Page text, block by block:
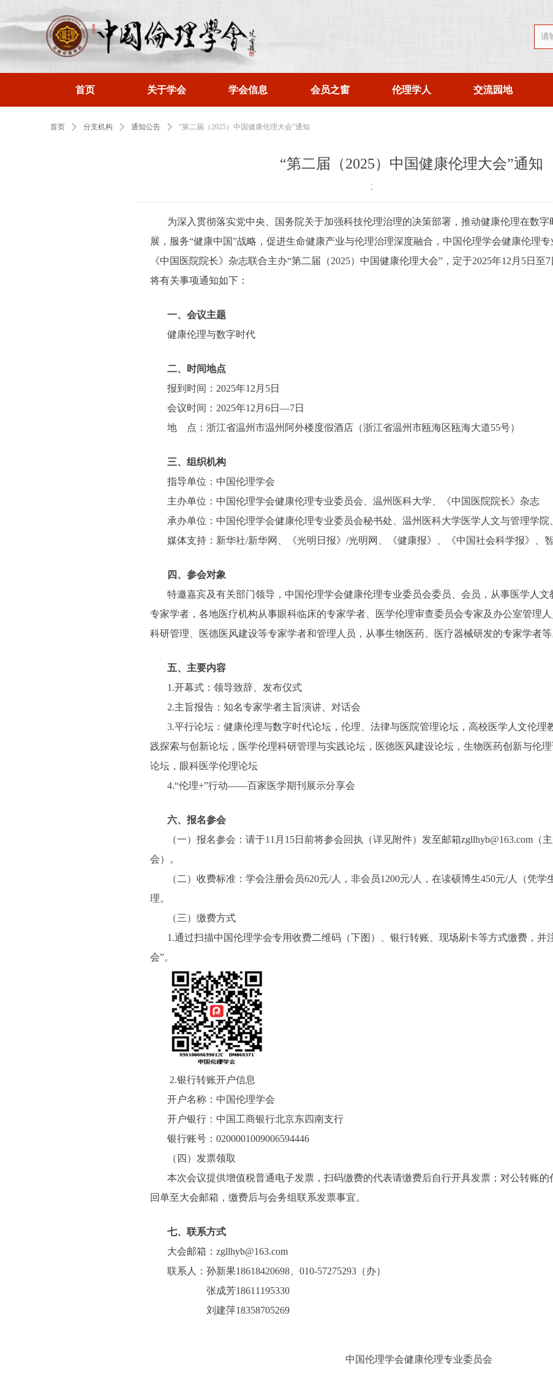
首页 关于学会 学会信息 会员之窗 伦理学人 交流园地
“第二届（2025）中国健康伦理大会”通知
为深入贯彻落实党中央、国务院关于加强科技伦理治理的决策部署，推动健康伦理在数
展，服务“健康中国”战略，促进生命健康产业与伦理治理深度融合，中国伦理学会健康伦理
《中国医院院长》杂志联合主办“第二届（2025）中国健康伦理大会”，定于2025年12月5日至
将有关事项通知如下：
一、会议主题
健康伦理与数字时代
二、时间地点
报到时间：2025年12月5日
会议时间：2025年12月6日—7日
地 点：浙江省温州市温州阿外楼度假酒店（浙江省温州市瓯海区瓯海大道55号）
三、组织机构
指导单位：中国伦理学会
主办单位：中国伦理学会健康伦理专业委员会、温州医科大学、《中国医院院长》杂志
承办单位：中国伦理学会健康伦理专业委员会秘书处、温州医科大学医学人文与管理学院
媒体支持：新华社/新华网、《光明日报》/光明网、《健康报》、《中国社会科学报》、
四、参会对象
特邀嘉宾及有关部门领导，中国伦理学会健康伦理专业委员会委员、会员，从事医学人
专家学者，各地医疗机构从事眼科临床的专家学者、医学伦理审查委员会专家及办公室管理人
科研管理、医德医风建设等专家学者和管理人员，从事生物医药、医疗器械研发的专家学者等
五、主要内容
1.开幕式：领导致辞、发布仪式
2.主旨报告：知名专家学者主旨演讲、对话会
3.平行论坛：健康伦理与数字时代论坛，伦理、法律与医院管理论坛，高校医学人文伦理
践探索与创新论坛，医学伦理科研管理与实践论坛，医德医风建设论坛，生物医药创新与伦
论坛，眼科医学伦理论坛
4.“伦理+”行动——百家医学期刊展示分享会
六、报名参会
（一）报名参会：请于11月15日前将参会回执（详见附件）发至邮箱zgllhyb@163.com（
会）。
（二）收费标准：学会注册会员620元/人，非会员1200元/人，在读硕博生450元/人（凭学
理。
（三）缴费方式
1.通过扫描中国伦理学会专用收费二维码（下图）、银行转账、现场刷卡等方式缴费，并
会”。
2.银行转账开户信息
开户名称：中国伦理学会
开户银行：中国工商银行北京东四南支行
银行账号：0200001009006594446
（四）发票领取
本次会议提供增值税普通电子发票，扫码缴费的代表请缴费后自行开具发票；对公转账
回单至大会邮箱，缴费后与会务组联系发票事宜。
七、联系方式
大会邮箱：zgllhyb@163.com
联系人： 孙新果18618420698、010-57275293（办）
张成芳18611195330
刘建萍18358705269
中国伦理学会健康伦理专业委员会
首页 ꄲ 分支机构 ꄲ 通知公告 ꄲ “第二届（2025）中国健康伦理大会”通知
2025-10-15
​​​​